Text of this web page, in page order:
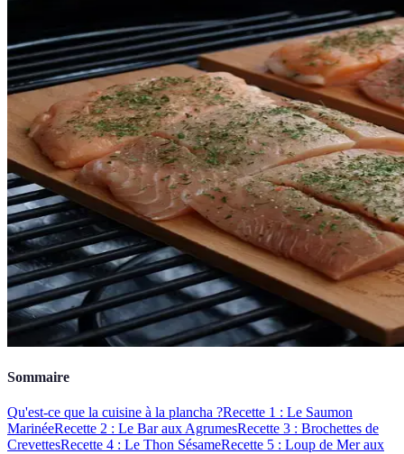
Sommaire
Qu'est-ce que la cuisine à la plancha ?Recette 1 : Le Saumon
MarinéeRecette 2 : Le Bar aux AgrumesRecette 3 : Brochettes de
CrevettesRecette 4 : Le Thon SésameRecette 5 : Loup de Mer aux